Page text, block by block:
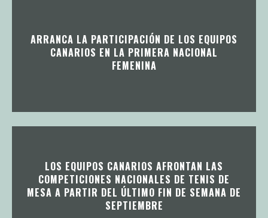
ARRANCA LA PARTICIPACIÓN DE LOS EQUIPOS
CANARIOS EN LA PRIMERA NACIONAL
FEMENINA
LOS EQUIPOS CANARIOS AFRONTAN LAS
COMPETICIONES NACIONALES DE TENIS DE
MESA A PARTIR DEL ÚLTIMO FIN DE SEMANA DE
SEPTIEMBRE